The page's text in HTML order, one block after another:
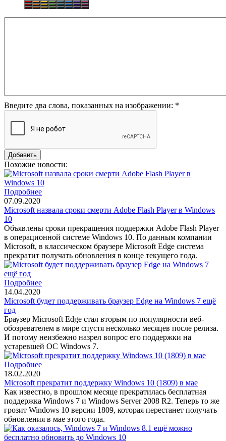
Введите два слова, показанных на изображении: *
Похожие новости:
Подробнее
07.09.2020
Microsoft назвала сроки смерти Adobe Flash Player в Windows
10
Объявлены сроки прекращения поддержки Adobe Flash Player
в операционной системе Windows 10. По данным компании
Microsoft, в классическом браузере Microsoft Edge система
прекратит получать обновления в конце текущего года.
Подробнее
14.04.2020
Microsoft будет поддерживать браузер Edge на Windows 7 ещё
год
Браузер Microsoft Edge стал вторым по популярности веб-
обозревателем в мире спустя несколько месяцев после релиза.
И потому неизбежно назрел вопрос его поддержки на
устаревшей ОС Windows 7.
Подробнее
18.02.2020
Microsoft прекратит поддержку Windows 10 (1809) в мае
Как известно, в прошлом месяце прекратилась бесплатная
поддержка Windows 7 и Windows Server 2008 R2. Теперь то же
грозит Windows 10 версии 1809, которая перестанет получать
обновления в мае этого года.